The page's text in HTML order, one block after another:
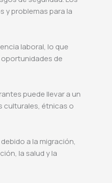
y problemas para la
laboral, lo que
de
puede llevar a un
culturales, étnicas o
a la migración,
la salud y la